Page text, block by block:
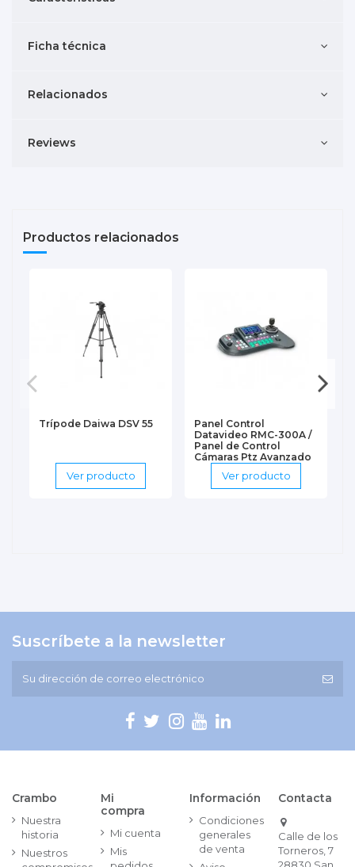
Ficha técnica
Relacionados
Reviews
Productos relacionados
Trípode Daiwa DSV 55
Ver producto
Panel Control
Datavideo RMC-300A /
Panel de Control
Cámaras Ptz Avanzado
Datavideo...
Ver producto
Suscríbete a la newsletter
Crambo
Nuestra
historia
Nuestros
Mi
compra
Mi cuenta
Mis
Información
Condiciones
generales
de venta
Contacta
Calle de los
Torneros, 7
28830 San